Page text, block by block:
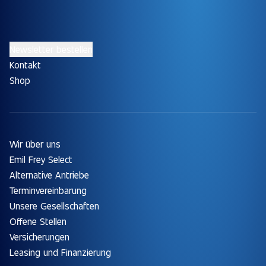
Kontakt
Shop
Wir über uns
Emil Frey Select
Alternative Antriebe
Terminvereinbarung
Unsere Gesellschaften
Offene Stellen
Versicherungen
Leasing und Finanzierung